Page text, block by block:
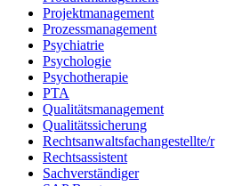
Projektmanagement
Prozessmanagement
Psychiatrie
Psychologie
Psychotherapie
PTA
Qualitätsmanagement
Qualitätssicherung
Rechtsanwaltsfachangestellte/r
Rechtsassistent
Sachverständiger